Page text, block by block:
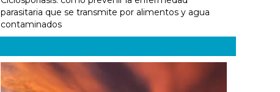
parasitaria que se transmite por alimentos y agua
contaminados